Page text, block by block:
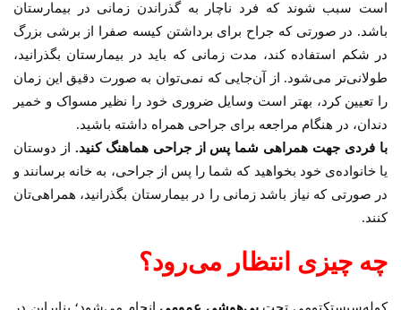
است سبب شوند که فرد ناچار به گذراندن زمانی در بیمارستان
باشد. در صورتی که جراح برای برداشتن کیسه صفرا از برشی بزرگ
در شکم استفاده کند، مدت زمانی که باید در بیمارستان بگذرانید،
طولانی‌تر می‌شود. از آن‌جایی که نمی‌توان به صورت دقیق این زمان
را تعیین کرد، بهتر است وسایل ضروری خود را نظیر مسواک و خمیر
دندان، در هنگام مراجعه برای جراحی همراه داشته باشید.
با فردی جهت همراهی شما پس از جراحی هماهنگ کنید. از دوستان
یا خانواده‌ی خود بخواهید که شما را پس از جراحی، به خانه برسانند و
در صورتی که نیاز باشد زمانی را در بیمارستان بگذرانید، همراهی‌تان
کنند.
چه چیزی انتظار می‌رود؟